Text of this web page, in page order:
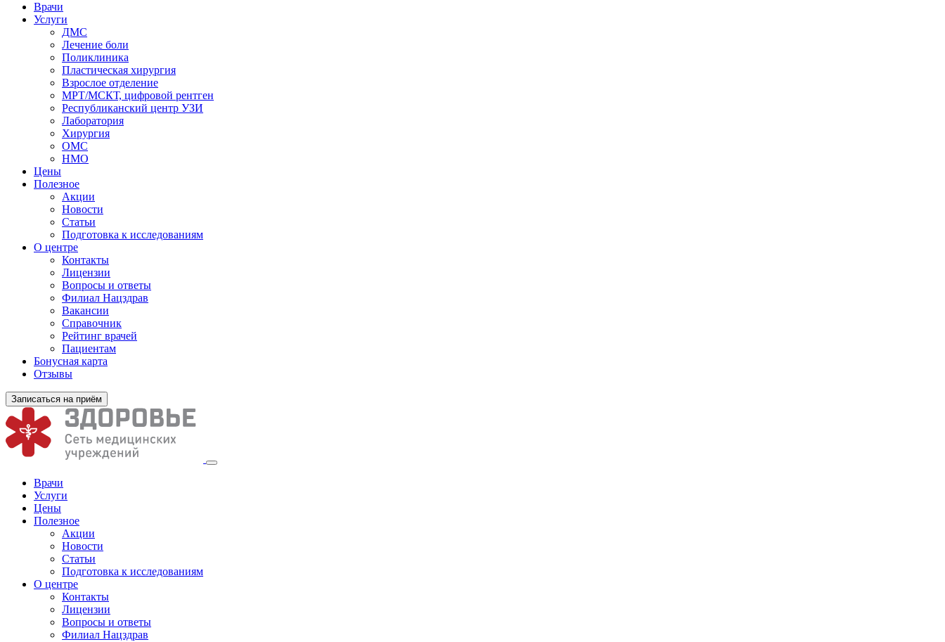
Врачи
Услуги
ДМС
Лечение боли
Поликлиника
Пластическая хирургия
Взрослое отделение
МРТ/МСКТ, цифровой рентген
Республиканский центр УЗИ
Лаборатория
Хирургия
ОМС
НМО
Цены
Полезное
Акции
Новости
Статьи
Подготовка к исследованиям
О центре
Контакты
Лицензии
Вопросы и ответы
Филиал Нацздрав
Вакансии
Справочник
Рейтинг врачей
Пациентам
Бонусная карта
Отзывы
Записаться на приём
Врачи
Услуги
Цены
Полезное
Акции
Новости
Статьи
Подготовка к исследованиям
О центре
Контакты
Лицензии
Вопросы и ответы
Филиал Нацздрав